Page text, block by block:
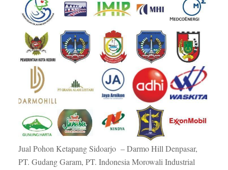
Jual Pohon Ketapang Sidoarjo – Darmo Hill Denpasar,
PT. Gudang Garam, PT. Indonesia Morowali Industrial